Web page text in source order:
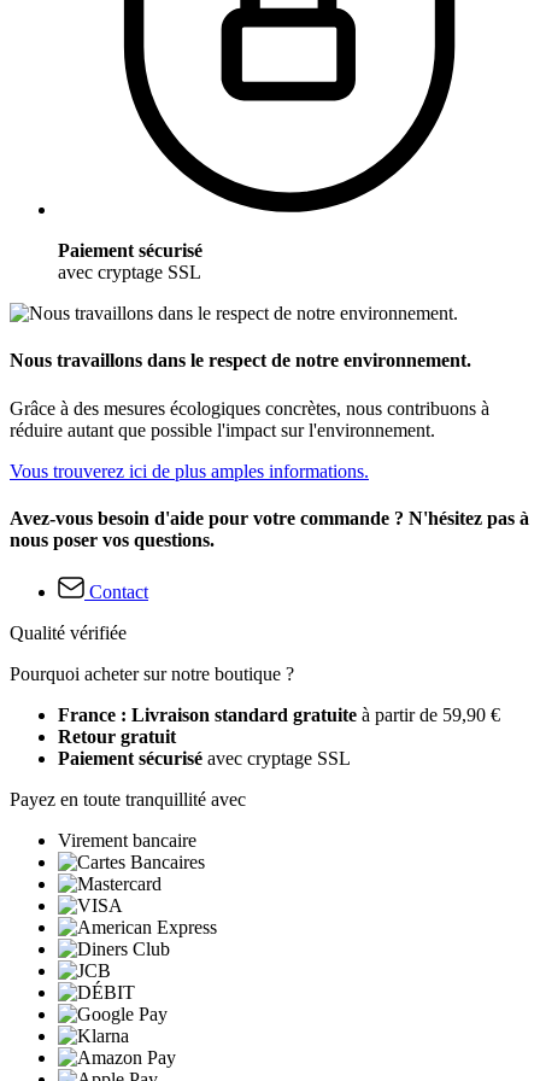
Paiement sécurisé
avec cryptage SSL
Nous travaillons dans le respect de notre environnement.
Grâce à des mesures écologiques concrètes, nous contribuons à
réduire autant que possible l'impact sur l'environnement.
Vous trouverez ici de plus amples informations.
Avez-vous besoin d'aide pour votre commande ? N'hésitez pas à
nous poser vos questions.
Contact
Qualité vérifiée
Pourquoi acheter sur notre boutique ?
France : Livraison standard gratuite à partir de 59,90 €
Retour gratuit
Paiement sécurisé avec cryptage SSL
Payez en toute tranquillité avec
Virement bancaire